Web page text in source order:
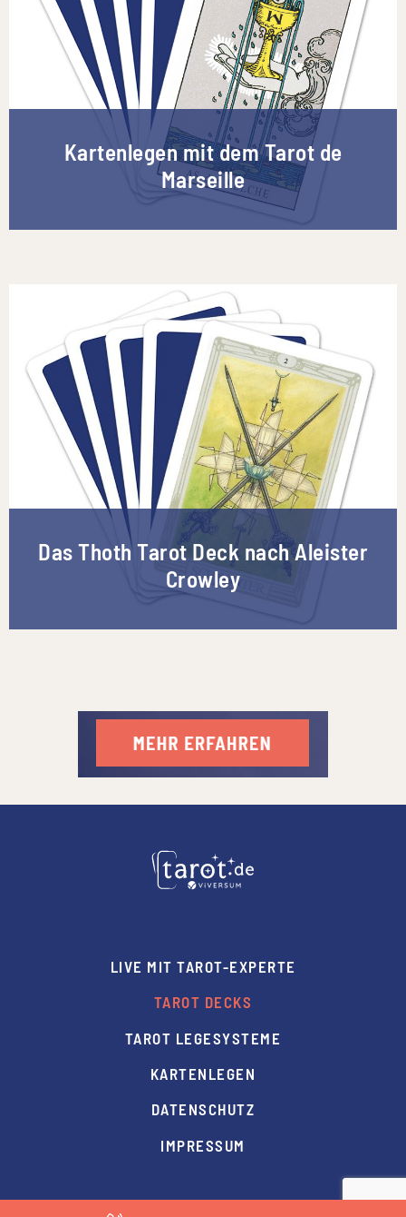
Kartenlegen mit dem Tarot de
Marseille
Das Thoth Tarot Deck nach Aleister
Crowley
LIVE MIT TAROT-EXPERTE
TAROT DECKS
TAROT LEGESYSTEME
KARTENLEGEN
DATENSCHUTZ
IMPRESSUM